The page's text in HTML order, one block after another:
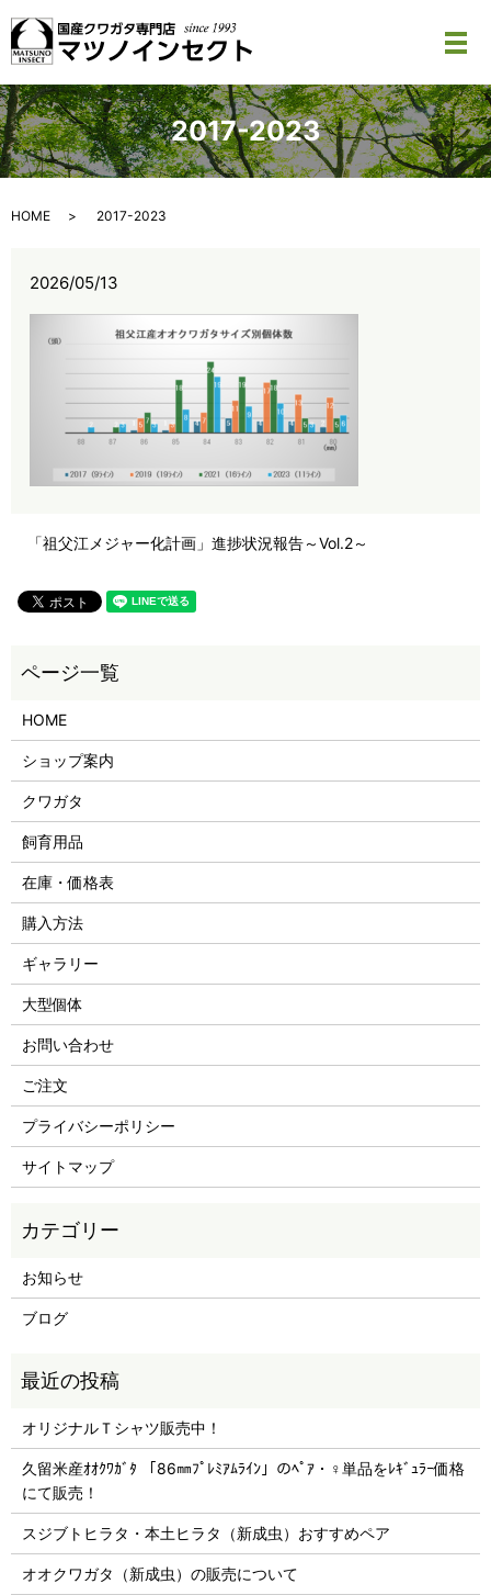
メ
2017-2023
HOME 2017-2023
2026/05/13
「祖父江メジャー化計画」進捗状況報告～Vol.2～
HOME
ショップ案内
クワガタ
飼育用品
在庫・価格表
購入方法
ギャラリー
大型個体
お問い合わせ
ご注文
プライバシーポリシー
サイトマップ
お知らせ
ブログ
オリジナルＴシャツ販売中！
久留米産ｵｵｸﾜｶﾞﾀ 「86㎜ﾌﾟﾚﾐｱﾑﾗｲﾝ」のﾍﾟｱ・♀単品をﾚｷﾞｭﾗｰ価格
にて販売！
スジブトヒラタ・本土ヒラタ（新成虫）おすすめペア
オオクワガタ（新成虫）の販売について